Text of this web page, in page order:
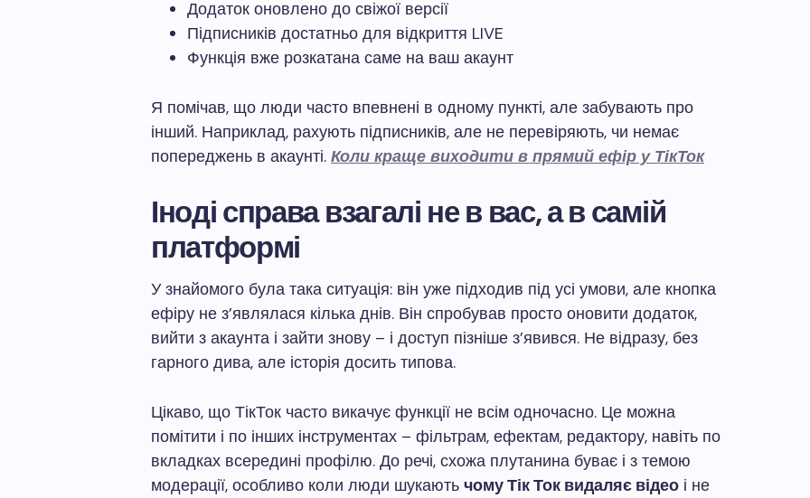
Додаток оновлено до свіжої версії
Підписників достатньо для відкриття LIVE
Функція вже розкатана саме на ваш акаунт
Я помічав, що люди часто впевнені в одному пункті, але забувають про
інший. Наприклад, рахують підписників, але не перевіряють, чи немає
попереджень в акаунті. Коли краще виходити в прямий ефір у ТікТок
Іноді справа взагалі не в вас, а в самій
платформі
У знайомого була така ситуація: він уже підходив під усі умови, але кнопка
ефіру не з’являлася кілька днів. Він спробував просто оновити додаток,
вийти з акаунта і зайти знову – і доступ пізніше з’явився. Не відразу, без
гарного дива, але історія досить типова.
Цікаво, що ТікТок часто викачує функції не всім одночасно. Це можна
помітити і по інших інструментах – фільтрам, ефектам, редактору, навіть по
вкладках всередині профілю. До речі, схожа плутанина буває і з темою
модерації, особливо коли люди шукають чому Тік Ток видаляє відео і не